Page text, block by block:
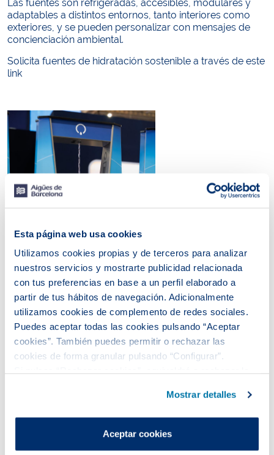
Esta página web usa cookies
Utilizamos cookies propias y de terceros para analizar
nuestros servicios y mostrarte publicidad relacionada
con tus preferencias en base a un perfil elaborado a
partir de tus hábitos de navegación. Adicionalmente
utilizamos cookies de complemento de redes sociales.
Puedes aceptar todas las cookies pulsando “Aceptar
cookies”. También puedes permitir o rechazar las
cookies de forma granular pulsando “Configurar”.
son indispensables para que el sitio web funcione y que
por tanto no se pueden desactivar.
Puedes consultar más información en nuestra
Mostrar detalles
Aceptar cookies
Las fuentes son refrigeradas, accesibles, modulares y
adaptables a distintos entornos, tanto interiores como
exteriores, y se pueden personalizar con mensajes de
concienciación ambiental.
Solicita fuentes de hidratación sostenible a través de este
link